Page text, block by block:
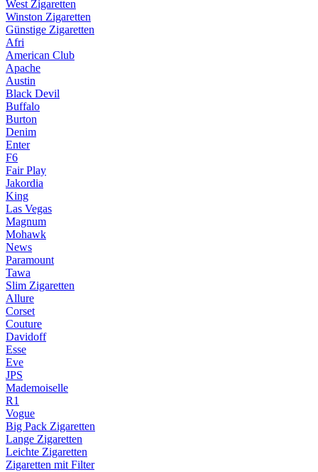
West Zigaretten
Winston Zigaretten
Günstige Zigaretten
Afri
American Club
Apache
Austin
Black Devil
Buffalo
Burton
Denim
Enter
F6
Fair Play
Jakordia
King
Las Vegas
Magnum
Mohawk
News
Paramount
Tawa
Slim Zigaretten
Allure
Corset
Couture
Davidoff
Esse
Eve
JPS
Mademoiselle
R1
Vogue
Big Pack Zigaretten
Lange Zigaretten
Leichte Zigaretten
Zigaretten mit Filter